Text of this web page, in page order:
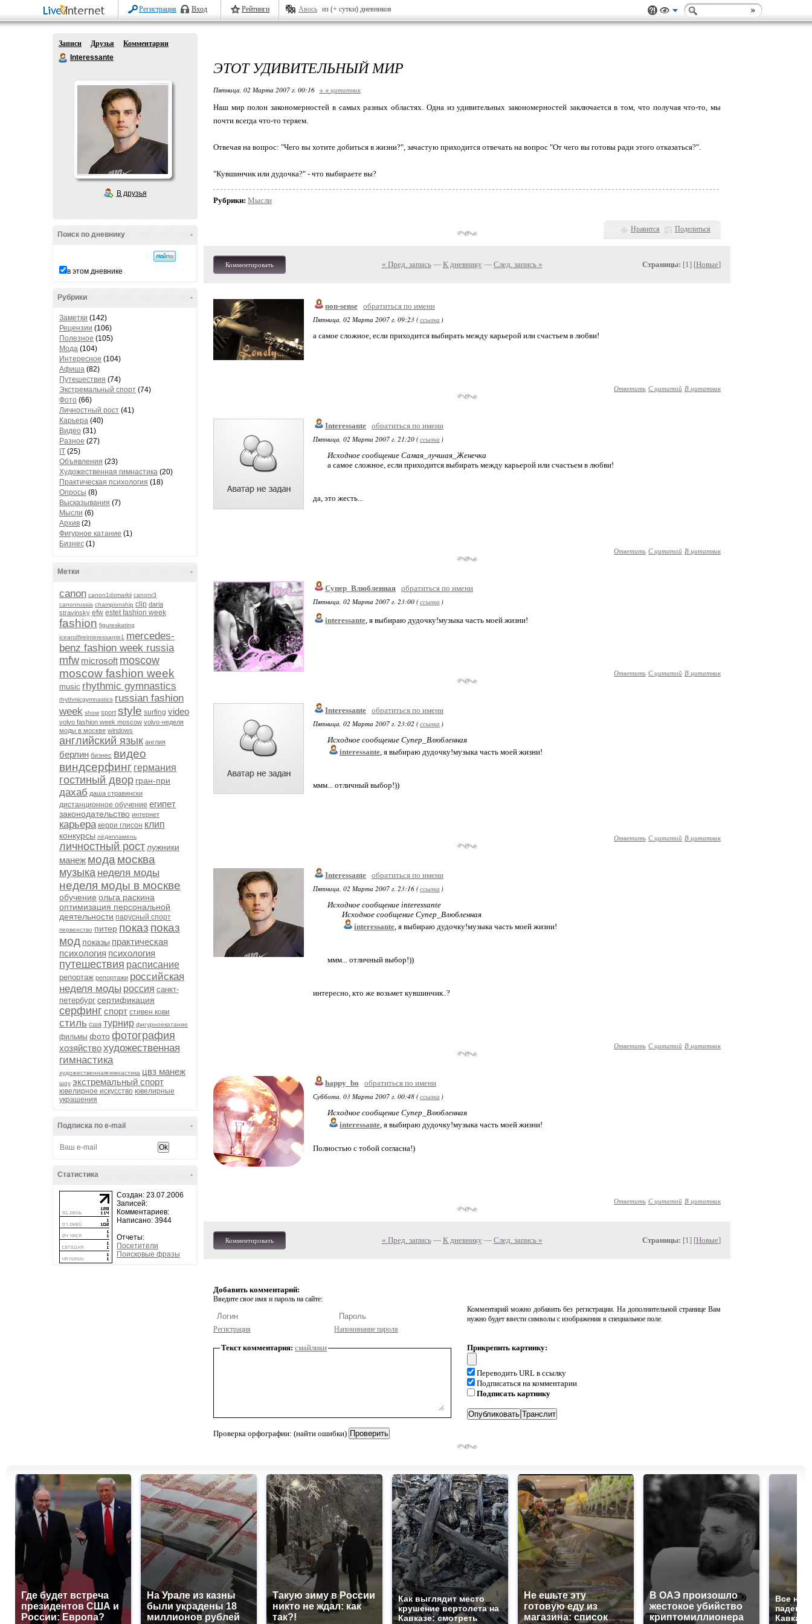
Регистрация Вход Рейтинги Авось из (+ сутки) дневников
Записи Друзья
Комментарии
Interessante
В друзья
-
Поиск по дневнику
в этом дневнике
-
Рубрики
Заметки (142)
Рецензии (106)
Полезное (105)
Мода (104)
Интересное (104)
Афиша (82)
Путешествия (74)
Экстремальный спорт (74)
Фото (66)
Личностный рост (41)
Карьера (40)
Видео (31)
Разное (27)
IT (25)
Объявления (23)
Художественная гимнастика (20)
Практическая психология (18)
Опросы (8)
Высказывания (7)
Мысли (6)
Архив (2)
Фигурное катание (1)
Бизнес (1)
-
Метки
canon canon1dxmarkii canonr3
canonrussia championship clip daria
stravinsky efw estet fashion week
fashion figureskating
iceandfireinteressante1 mercedes-
benz fashion week russia
mfw microsoft moscow
moscow fashion week
music rhythmic gymnastics
rhythmicgymnastics russian fashion
week show sport style surfing video
volvo fashion week moscow volvo-неделя
моды в москве windows
английский язык англия
берлин бизнес видео
виндсерфинг германия
гостиный двор гран-при
дахаб даша стравински
дистанционное обучение египет
законодательство интернет
карьера керри глисон клип
конкурсы лёдипламень
личностный рост лужники
манеж мода москва
музыка неделя моды
неделя моды в москве
обучение ольга раскина
оптимизация персональной
деятельности парусный спорт
первенство питер показ показ
мод показы практическая
психология психология
путешествия расписание
репортаж репортажи российская
неделя моды россия санкт-
петербург сертификация
серфинг спорт стивен кови
стиль сша турнир фигурноекатание
фильмы фотофотография
хозяйствохудожественная
гимнастика
художественнаягимнастика цвз манеж
шоу экстремальный спорт
ювелирное искусство ювелирные
украшения
-
Подписка по e-mail
-
Статистика
Создан: 23.07.2006
Записей:
Комментариев:
Написано: 3944
Отчеты:
Посетители
Поисковые фразы
ЭТОТ УДИВИТЕЛЬНЫЙ МИР
Пятница, 02 Марта 2007 г. 00:16 + в цитатник
Наш мир полон закономерностей в самых разных областях. Одна из удивительных закономерностей заключается в том, что получая что-то, мы
почти всегда что-то теряем.
Отвечая на вопрос: "Чего вы хотите добиться в жизни?", зачастую приходится отвечать на вопрос "От чего вы готовы ради этого отказаться?".
"Кувшинчик или дудочка?" - что выбираете вы?
Рубрики: Мысли
Нравится Поделиться
Комментировать « Пред. запись— К дневнику — След. запись » Страницы: [1] [Новые]
non-sense обратиться по имени
Пятница, 02 Марта 2007 г. 09:23 (ссылка )
а самое сложное, если приходится выбирать между карьерой или счастьем в любви!
Ответить С цитатой В цитатник
Interessante обратиться по имени
Пятница, 02 Марта 2007 г. 21:20 (ссылка )
Исходное сообщение Самая_лучшая_Женечка
а самое сложное, если приходится выбирать между карьерой или счастьем в любви!
да, это жесть...
Ответить С цитатой В цитатник
Супер_Влюбленная обратиться по имени
Пятница, 02 Марта 2007 г. 23:00 (ссылка )
interessante, я выбираю дудочку!музыка часть моей жизни!
Ответить С цитатой В цитатник
Interessante обратиться по имени
Пятница, 02 Марта 2007 г. 23:02 (ссылка )
Исходное сообщение Супер_Влюбленная
interessante, я выбираю дудочку!музыка часть моей жизни!
ммм... отличный выбор!))
Ответить С цитатой В цитатник
Interessante обратиться по имени
Пятница, 02 Марта 2007 г. 23:16 (ссылка )
Исходное сообщение interessante
Исходное сообщение Супер_Влюбленная
interessante, я выбираю дудочку!музыка часть моей жизни!
ммм... отличный выбор!))
интересно, кто же возьмет кувшинчик..?
Ответить С цитатой В цитатник
happy_bo
обратиться по имени
Суббота, 03 Марта 2007 г. 00:48 (ссылка )
Исходное сообщение Супер_Влюбленная
interessante, я выбираю дудочку!музыка часть моей жизни!
Полностью с тобой согласна!)
Ответить С цитатой В цитатник
Комментировать « Пред. запись— К дневнику — След. запись » Страницы: [1] [Новые]
Добавить комментарий:
Введите свое имя и пароль на сайте:
Регистрация Напоминание пароля
Комментарий можно добавить без регистрации. На дополнительной странице Вам
нужно будет ввести символы с изображения в специальное поле.
Текст комментария: смайлики
Проверка орфографии: (найти ошибки)
Прикрепить картинку:
Переводить URL в ссылку
Подписаться на комментарии
Подписать картинку
Где будет встреча
президентов США и
России: Европа?
На Урале из казны
были украдены 18
миллионов рублей
Такую зиму в России
никто не ждал: как
так?!
Как выглядит место
крушение вертолета на
Кавказе: смотреть
Не ешьте эту
готовую еду из
магазина: список
В ОАЭ произошло
жестокое убийство
криптомиллионера
Все